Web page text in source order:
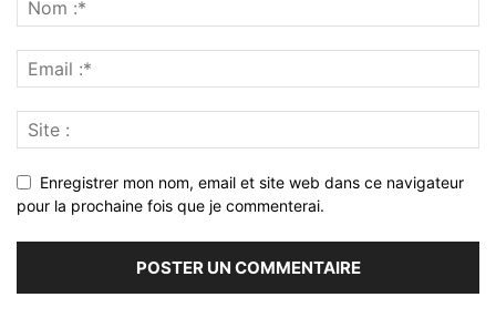
Enregistrer mon nom, email et site web dans ce navigateur
pour la prochaine fois que je commenterai.